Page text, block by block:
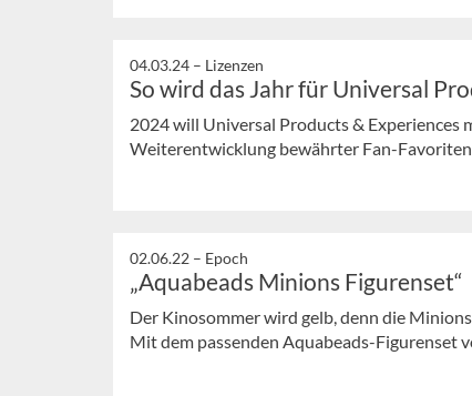
04.03.24 – Lizenzen
So wird das Jahr für Universal
2024 will Universal Products & Experiences
Weiterentwicklung bewährter Fan-Favoriten
02.06.22 – Epoch
„Aquabeads Minions Figurenset“
Der Kinosommer wird gelb, denn die
Mit dem passenden Aquabeads-Figurenset